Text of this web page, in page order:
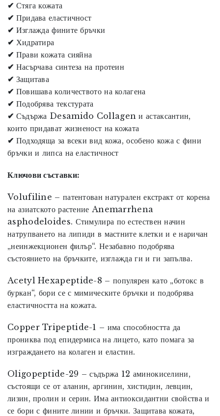
✔ Стяга кожата
✔ Придава еластичност
✔ Изглажда фините бръчки
✔ Хидратира
✔ Прави кожата сияйна
✔ Насърчава синтеза на протеин
✔ Защитава
✔ Повишава количеството на колагена
✔ Подобрява текстурата
✔ Съдържа Desamido Collagen и астаксантин,
които придават жизненост на кожата
✔ Подходяща за всеки вид кожа, особено кожа с фини
бръчки и липса на еластичност
Ключови съставки:
Volufiline – патентован натурален екстракт от корена
на азиатското растение Anemarrhena
asphodeloides. Стимулира по естествен начин
натрупването на липиди в мастните клетки и е наричан
„неинжекционен филър“. Незабавно подобрява
състоянието на бръчките, изглажда ги и ги запълва.
Acetyl Hexapeptide-8 – популярен като „ботокс в
буркан“, бори се с мимическите бръчки и подобрява
еластичността на кожата.
Copper Tripeptide-1 – има способността да
прониква под епидермиса на лицето, като помага за
изграждането на колаген и еластин.
Oligopeptide-29 – съдържа 12 аминокиселини,
състоящи се от аланин, аргинин, хистидин, левцин,
лизин, пролин и серин. Има антиоксидантни свойства и
се бори с фините линии и бръчки. Защитава кожата,